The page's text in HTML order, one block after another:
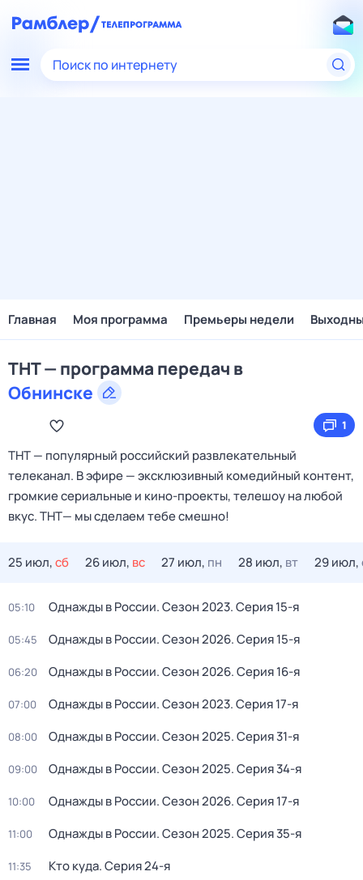
Поиск по интернету
Главная Моя программа Премьеры недели
ТНТ — программа передач в
Обнинске
1
ТНТ — популярный российский развлекательный
телеканал. В эфире — эксклюзивный комедийный контент,
громкие сериальные и кино‑проекты, телешоу на любой
вкус. ТНТ— мы сделаем тебе смешно!
25 июл,сб 26 июл, вс 27 июл, пн 28 июл, вт 29 июл,
05:10 Однажды в России. Сезон 2023. Серия 15-я
05:45 Однажды в России. Сезон 2026. Серия 15-я
06:20 Однажды в России. Сезон 2026. Серия 16-я
07:00 Однажды в России. Сезон 2023. Серия 17-я
08:00 Однажды в России. Сезон 2025. Серия 31-я
09:00 Однажды в России. Сезон 2025. Серия 34-я
10:00 Однажды в России. Сезон 2026. Серия 17-я
11:00 Однажды в России. Сезон 2025. Серия 35-я
11:35 Кто куда. Серия 24-я